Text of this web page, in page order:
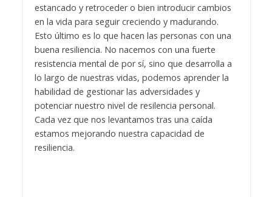
estancado y retroceder o bien introducir cambios
en la vida para seguir creciendo y madurando.
Esto último es lo que hacen las personas con una
buena resiliencia. No nacemos con una fuerte
resistencia mental de por sí, sino que desarrolla a
lo largo de nuestras vidas, podemos aprender la
habilidad de gestionar las adversidades y
potenciar nuestro nivel de resilencia personal.
Cada vez que nos levantamos tras una caída
estamos mejorando nuestra capacidad de
resiliencia.